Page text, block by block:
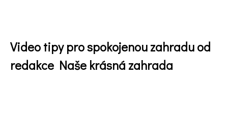
Video tipy pro spokojenou zahradu od
redakce Naše krásná zahrada